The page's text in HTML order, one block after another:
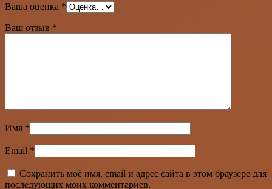
Ваша оценка *
Ваш отзыв *
Имя *
Email *
Сохранить моё имя, email и адрес сайта в этом браузере для
последующих моих комментариев.